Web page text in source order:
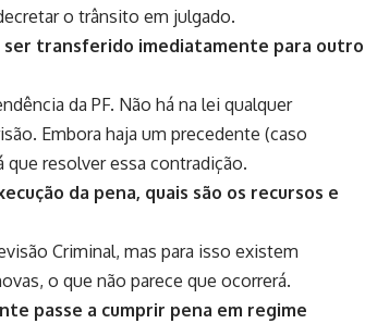
o trânsito em julgado.
ser transferido imediatamente para outro
da PF. Não há na lei qualquer
Embora haja um precedente (caso
resolver essa contradição.
da pena, quais são os recursos e
Criminal, mas para isso existem
o que não parece que ocorrerá.
passe a cumprir pena em regime